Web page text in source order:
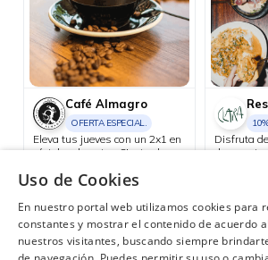
Café Almagro
OFERTA ESPECIAL.
Eleva tus jueves con un 2x1 en
cócteles de autor. Siente el
bebida caliente de cortesía al
superiores a USD 25 con tus
tarjetas Diners Club.
Manta, Portoviejo
Disfruta
descuento
Uso de Cookies
En nuestro portal web utilizamos cookies para
constantes y mostrar el contenido de acuerdo
nuestros visitantes, buscando siempre